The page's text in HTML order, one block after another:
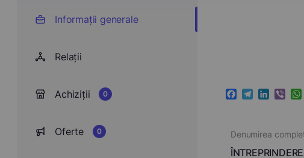
Informații generale
Relații
Achiziții 0
Oferte 0
Facebook
Telegram
LinkedIn
Viber
Denumirea